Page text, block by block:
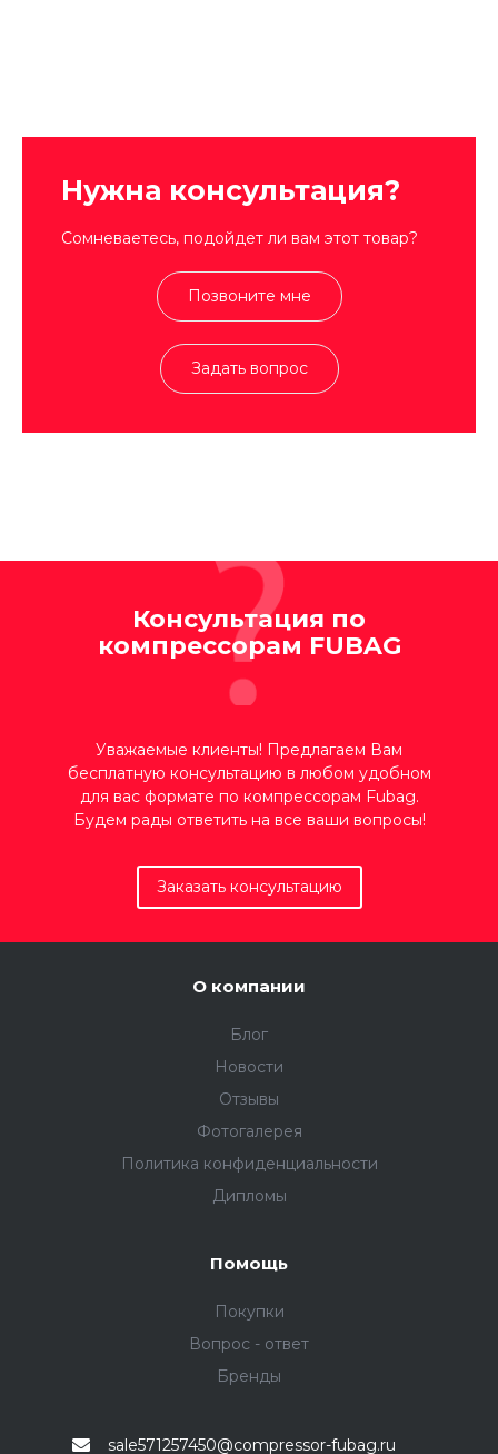
Нужна консультация?
Сомневаетесь, подойдет ли вам этот товар?
Позвоните мне
Задать вопрос
Консультация по
компрессорам FUBAG
Уважаемые клиенты! Предлагаем Вам
бесплатную консультацию в любом удобном
для вас формате по компрессорам Fubag.
Будем рады ответить на все ваши вопросы!
Заказать консультацию
О компании
Блог
Новости
Отзывы
Фотогалерея
Политика конфиденциальности
Дипломы
Помощь
Покупки
Вопрос - ответ
Бренды
sale571257450@compressor-fubag.ru